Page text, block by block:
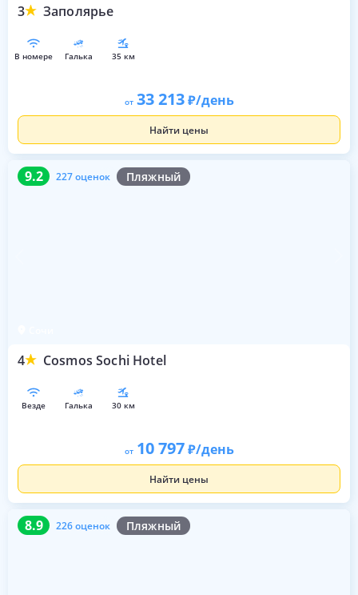
3 Заполярье
в номере галька 35 км
от 33 213 /день
Найти цены
9.2 227 оценок Пляжный
4 Cosmos Sochi Hotel
9.2 227 оценок
везде галька 30 км
от 10 797 /день
Найти цены
8.9 226 оценок Пляжный
8.9 226 оценок